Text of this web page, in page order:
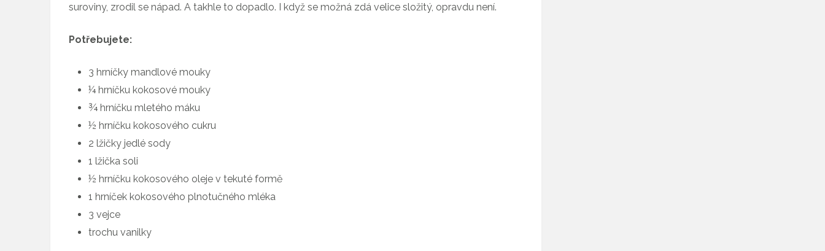
suroviny, zrodil se nápad. A takhle to dopadlo. I když se možná zdá velice složitý, opravdu není.
Potřebujete:
3 hrníčky mandlové mouky
¼ hrníčku kokosové mouky
¾ hrníčku mletého máku
½ hrníčku kokosového cukru
2 lžičky jedlé sody
1 lžička soli
½ hrníčku kokosového oleje v tekuté formě
1 hrníček kokosového plnotučného mléka
3 vejce
trochu vanilky